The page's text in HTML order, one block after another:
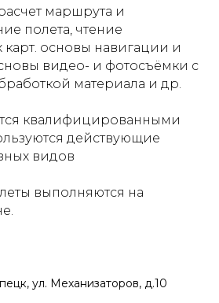
маршрута и
полета, чтение
карт. основы навигации и
видео- и фотосъёмки с
материала и др.
квалифицированными
действующие
видов
выполняются на
ул. Механизаторов, д.10